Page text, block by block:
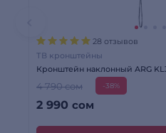
28 отзывов
ТВ кронштейны
Кронштейн наклонный ARG
4 790 сом -38%
2 990 сом